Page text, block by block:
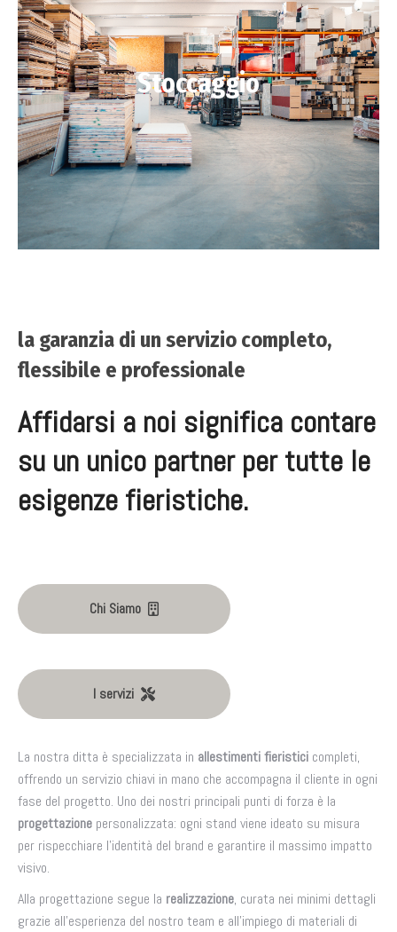
Stoccaggio
la garanzia di un servizio completo,
flessibile e professionale
Affidarsi a noi significa contare
su un unico partner per tutte le
esigenze fieristiche.
Chi Siamo
I servizi
La nostra ditta è specializzata in allestimenti fieristici completi,
offrendo un servizio chiavi in mano che accompagna il cliente in ogni
fase del progetto. Uno dei nostri principali punti di forza è la
progettazione personalizzata: ogni stand viene ideato su misura
per rispecchiare l’identità del brand e garantire il massimo impatto
visivo.
Alla progettazione segue la realizzazione, curata nei minimi dettagli
grazie all’esperienza del nostro team e all’impiego di materiali di